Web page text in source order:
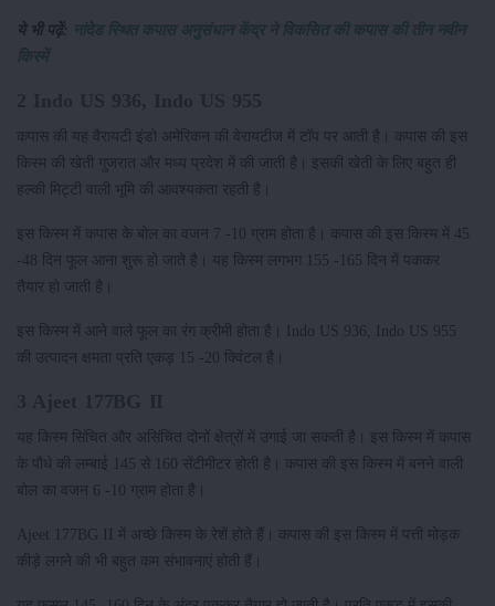
ये भी पढ़ें: नांदेड स्थित कपास अनुसंधान केंद्र ने विकसित की कपास की तीन नवीन
किस्में
कपास की यह वैरायटी इंडो अमेरिकन की वेरायटीज में टॉप पर आती है। कपास की इस
किस्म की खेती गुजरात और मध्य प्रदेश में की जाती है। इसकी खेती के लिए बहुत ही
हल्की मिट्टी वाली भूमि की आवश्यकता रहती है।
इस किस्म में कपास के बोल का वजन 7 -10 ग्राम होता है। कपास की इस किस्म में 45
-48 दिन फूल आना शुरू हो जाते है। यह किस्म लगभग 155 -165 दिन में पककर
तैयार हो जाती है।
इस किस्म में आने वाले फूल का रंग क्रीमी होता है। Indo US 936, Indo US 955
की उत्पादन क्षमता प्रति एकड़ 15 -20 क्विंटल है।
यह किस्म सिंचित और असिंचित दोनों क्षेत्रों में उगाई जा सकती है। इस किस्म में कपास
के पौधे की लम्बाई 145 से 160 सेंटीमीटर होती है। कपास की इस किस्म में बनने वाली
बोल का वजन 6 -10 ग्राम होता है।
Ajeet 177BG II में अच्छे किस्म के रेशें होते हैं। कपास की इस किस्म में पत्ती मोड़क
कीड़े लगने की भी बहुत कम संभावनाएं होती हैं।